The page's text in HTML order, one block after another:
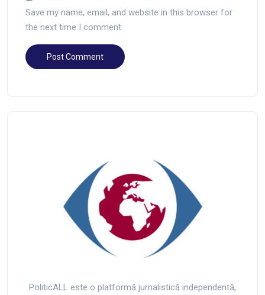
Save my name, email, and website in this browser for
the next time I comment.
PoliticALL este o platformă jurnalistică independentă,